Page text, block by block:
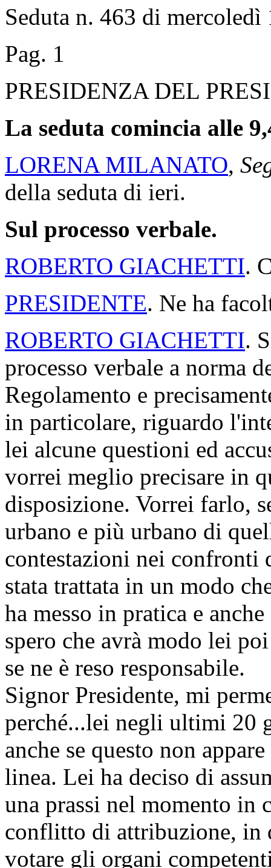
Seduta n. 463 di mercoledì
Pag. 1
PRESIDENZA DEL
La seduta comincia alle
LORENA MILANATO,
della seduta di ieri.
Sul processo verbale.
ROBERTO GIACHETTI.
PRESIDENTE. Ne ha
ROBERTO GIACHETTI.
processo verbale a norma
Regolamento e
in particolare, riguardo
lei alcune questioni ed
vorrei meglio precisare in
disposizione. Vorrei farlo,
urbano e più urbano di
contestazioni nei confronti
stata trattata in un modo
ha messo in pratica e
spero che avrà modo lei
se ne è reso responsabile.
Signor Presidente, mi
perché...lei negli ultimi 20
anche se questo non
linea. Lei ha deciso di
una prassi nel momento in
conflitto di attribuzione, in
votare gli organi